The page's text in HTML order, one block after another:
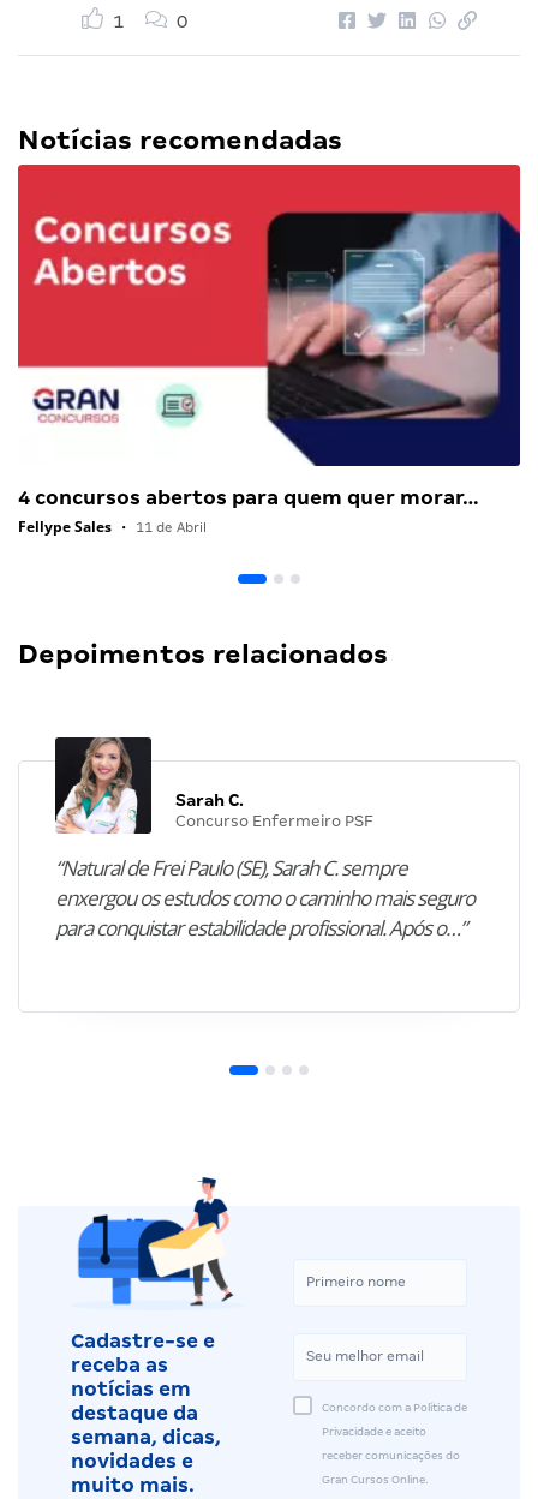
1 0
Notícias recomendadas
4 concursos abertos para quem quer morar…
Fellype Sales • 11 de Abril
Depoimentos relacionados
Sarah C.
Concurso Enfermeiro PSF
“Natural de Frei Paulo (SE), Sarah C. sempre
enxergou os estudos como o caminho mais seguro
para conquistar estabilidade profissional. Após o…”
Cadastre-se e
receba as
notícias em
destaque da
semana, dicas,
novidades e
muito mais.
Concordo com a Política de
Privacidade e aceito
receber comunicações do
Gran Cursos Online.